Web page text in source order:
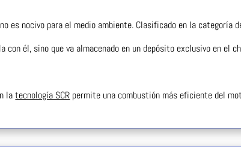
es nocivo para el medio ambiente. Clasificado en la categoría
con él, sino que va almacenado en un depósito exclusivo en el
latecnología SCR permite una combustión más eficiente del